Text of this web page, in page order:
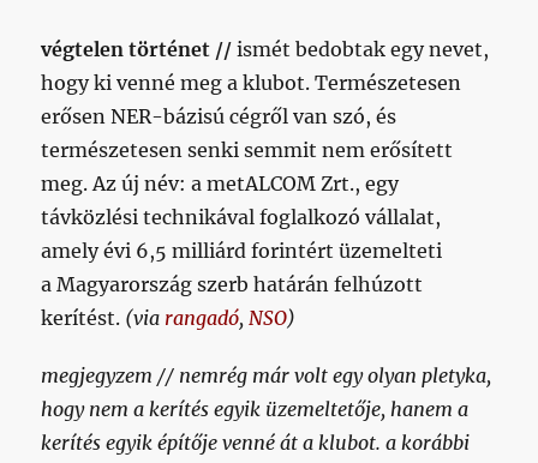
el
a
Honvédot
a
jó
büdös
francba
című
bejegyzéshez
végtelen történet // ismét bedobtak egy nevet,
hogy ki venné meg a klubot. Természetesen
erősen NER-bázisú cégről van szó, és
természetesen senki semmit nem erősített
meg. Az új név: a metALCOM Zrt., egy
távközlési technikával foglalkozó vállalat,
amely évi 6,5 milliárd forintért üzemelteti
a Magyarország szerb határán felhúzott
kerítést. (via rangadó,NSO)
megjegyzem // nemrég már volt egy olyan pletyka,
hogy nem a kerítés egyik üzemeltetője, hanem a
kerítés egyik építője venné át a klubot. a korábbi